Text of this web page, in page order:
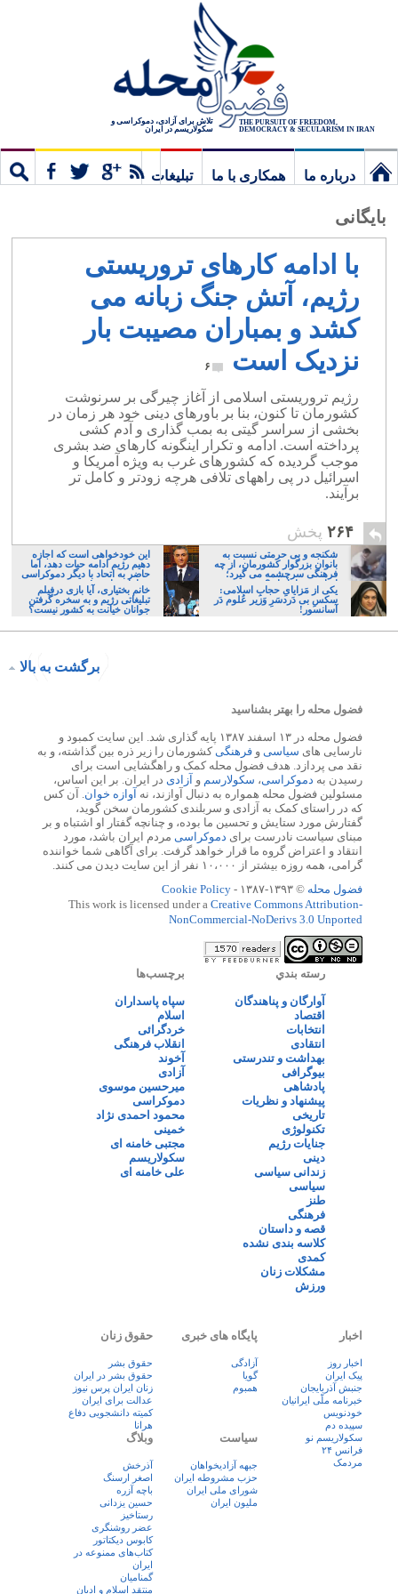
THE PURSUIT OF FREEDOM,
DEMOCRACY & SECULARISM IN IRAN
تلاش برای آزادی، دموکراسی و
سکولاریسم در ایران
درباره ما همکاری با ما
تبلیغات
بایگانی
با ادامه کارهای تروریستی
رژیم، آتش جنگ زبانه می
کشد و بمباران مصیبت بار
نزدیک است
۶
رژیم تروریستی اسلامی از آغاز چیرگی بر سرنوشت
کشورمان تا کنون، بنا بر باورهای دینی خود هر زمان در
بخشی از سراسر گیتی به بمب گذاری و آدم کشی
پرداخته است. ادامه و تکرار اینگونه کارهای ضد بشری
موجب گردیده که کشورهای غرب به ویژه آمریکا و
اسرائیل در پی راههای تلافی هرچه زودتر و کامل تر
برآیند.
۲۶۴ پخش
شکنجه و بی حرمتی نسبت به
بانوان بزرگوار کشورمان، از چه
فرهنگی سرچشمه می گیرد؛
ایرانی، و یا تازیان؟
این خودخواهی است که اجازه
دهیم رژیم ادامه حیات دهد، اما
حاضر به اتحاد با دیگر دموکراسی
خواهان نباشیم!
یکی از مَزایایِ حجابِ اسلامی:
سکسِ بی دَردسَرِ وَزیر عُلوم دَر
آسانسور!
خانم بختیاری، آیا بازی درفیلم
تبلیغاتی رژیم و به سخره گرفتن
جوانان خیانت به کشور نیست؟
برگشت به بالا
فضول محله را بهتر بشناسید
فضول محله در ۱۳ اسفند ۱۳۸۷ پایه گذاری شد. این سایت کمبود و
نارسایی های سیاسی و فرهنگیکشورمان را زیر ذره بین گذاشته، و به
نقد می پردازد. هدف فضول محله کمک و راهگشایی است برای
رسیدن به دموکراسی، سکولارسم و آزادی در ایران. بر این اساس،
مسئولین فضول محله همواره به دنبال آوازند، نه آوازه خوان. آن کس
که در راستای کمک به آزادی و سربلندی کشورمان سخن گوید،
گفتارش مورد ستایش و تحسین ما بوده، و چنانچه گفتار او اشتباه و بر
مبنای سیاست نادرست برای دموکراسی مردم ایران باشد، مورد
انتقاد و اعتراض گروه ما قرار خواهد گرفت. برای آگاهی شما خواننده
گرامی، همه روزه بیشتر از ۱۰،۰۰۰ نفر از این سایت دیدن می کنند.
فضول محله © ۱۳۹۳-۱۳۸۷ -
Cookie Policy
This work is licensed under a Creative Commons Attribution-
NonCommercial-NoDerivs 3.0 Unported
رسته بندي
آوارگان و پناهندگان
اقتصاد
انتخابات
انتقادی
بهداشت و تندرستی
بیوگرافی
پادشاهی
پیشنهاد و نظریات
تاریخی
تکنولوژی
جنایات رژیم
دینی
زندانی سیاسی
سیاسی
طنز
فرهنگی
قصه و داستان
کلاسه بندی نشده
کمدی
مشکلات زنان
ورزش
برچسب‌ها
سپاه پاسداران
اسلام
خردگرائی
انقلاب فرهنگی
آخوند
آزادی
میرحسین موسوی
دموکراسی
محمود احمدی نژاد
خمینی
مجتبی خامنه ای
سکولاریسم
علی خامنه ای
اخبار
اخبار روز
پيک ايران
جنبش آذربایجان
خبرنامه ملّی ایرانیان
خودنویس
سپیده دم
سکولاریسم نو
فرانس ۲۴
مردمک
پایگاه های خبری
آزادگی
گویا
همبوم
حقوق زنان
حقوق بشر
حقوق بشر در ایران
زنان ايران پرس نيوز
عدالت برای ایران
کمیته دانشجویی دفاع
هرانا
سیاست
جبهه آزادیخواهان
حزب مشروطه ایران
شورای ملی ایران
ملیون ایران
وبلاگ
آذرخش
اصغر ارسنگ
باچه آزره
حسین یزدانی
رستاخیز
عضر روشنگری
کابوس دیکتاتور
کتاب‌های ممنوعه در
ایران
گمنامیان
منتقد اسلام و ادیان